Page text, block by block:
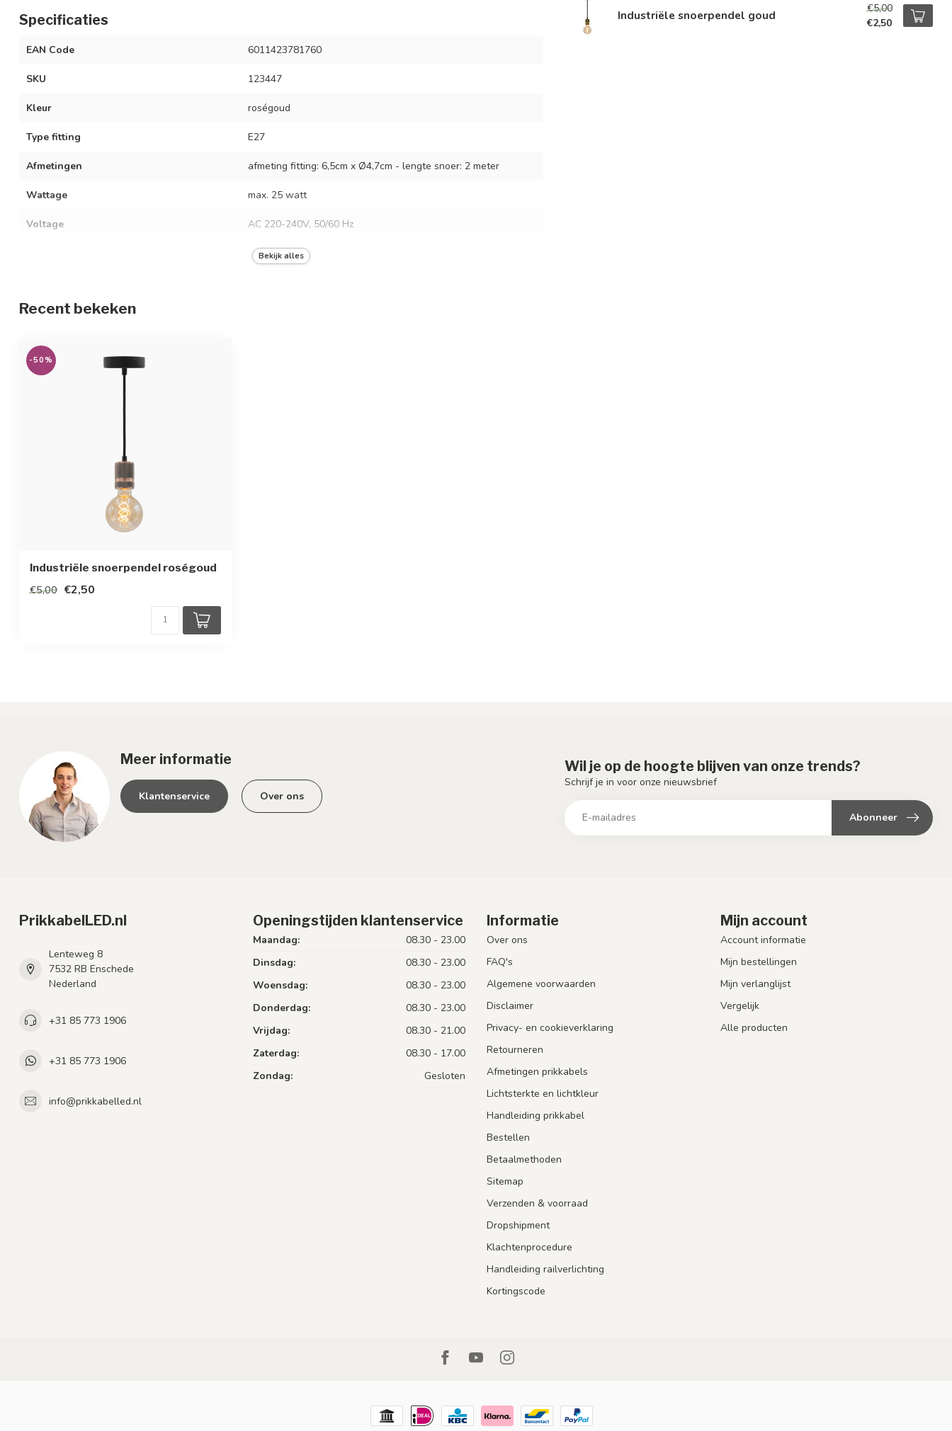
Specificaties
EAN Code 6011423781760
SKU 123447
Kleur roségoud
Type fitting E27
Afmetingen afmeting fitting: 6,5cm x Ø4,7cm - lengte snoer: 2 meter
Wattage max. 25 watt
Voltage AC 220-240V, 50/60 Hz
IP20Bekijk alles
Industriële snoerpendel goud
€5,00
€2,50
Recent bekeken
-50%
Industriële snoerpendel roségoud
€5,00 €2,50
Meer informatie
Klantenservice Over ons
Wil je op de hoogte blijven van onze trends?
Schrijf je in voor onze nieuwsbrief
Abonneer
PrikkabelLED.nl
Lenteweg 8
7532 RB Enschede
Nederland
+31 85 773 1906
+31 85 773 1906
info@prikkabelled.nl
Openingstijden klantenservice
Maandag:
08.30 - 23.00
Dinsdag:
08.30 - 23.00
Woensdag:
08.30 - 23.00
Donderdag:
08.30 - 23.00
Vrijdag:
08.30 - 21.00
Zaterdag:
08.30 - 17.00
Zondag:
Gesloten
Informatie
Over ons
FAQ's
Algemene voorwaarden
Disclaimer
Privacy- en cookieverklaring
Retourneren
Afmetingen prikkabels
Lichtsterkte en lichtkleur
Handleiding prikkabel
Bestellen
Betaalmethoden
Sitemap
Verzenden & voorraad
Dropshipment
Klachtenprocedure
Handleiding railverlichting
Kortingscode
Mijn account
Account informatie
Mijn bestellingen
Mijn verlanglijst
Vergelijk
Alle producten